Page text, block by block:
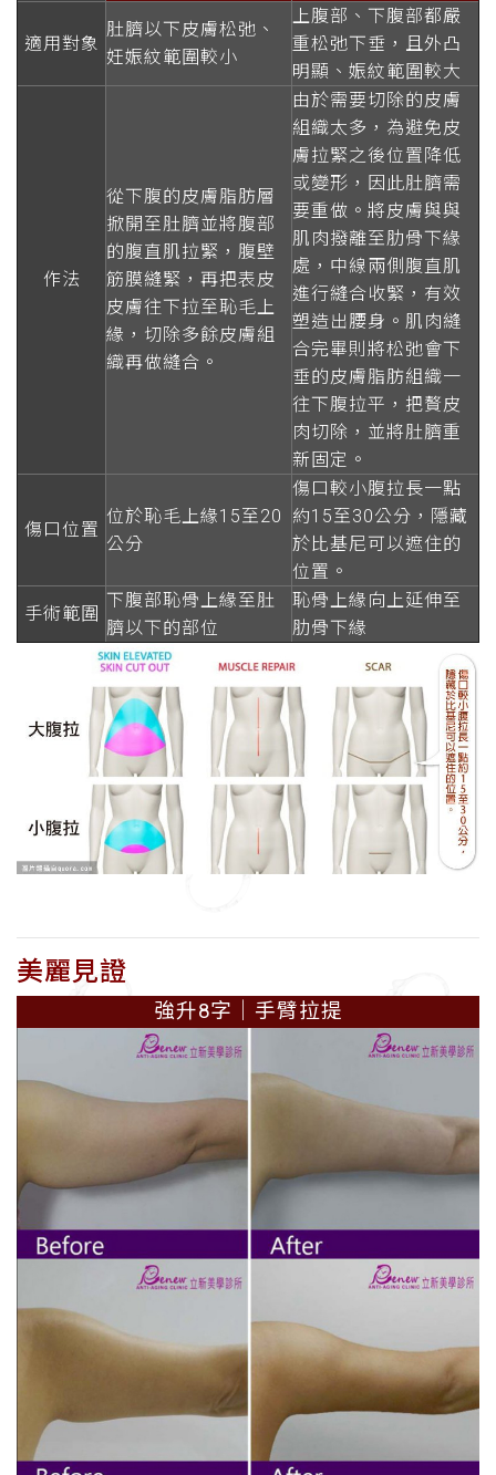
適用對象
肚臍以下皮膚松弛、
妊娠紋範圍較小
上腹部、下腹部都嚴
重松弛下垂，且外凸
明顯、娠紋範圍較大
作法
從下腹的皮膚脂肪層
掀開至肚臍並將腹部
的腹直肌拉緊，腹壁
筋膜縫緊，再把表皮
皮膚往下拉至恥毛上
緣，切除多餘皮膚組
織再做縫合。
由於需要切除的皮膚
組織太多，為避免皮
膚拉緊之後位置降低
或變形，因此肚臍需
要重做。將皮膚與與
肌肉撥離至肋骨下緣
處，中線兩側腹直肌
進行縫合收緊，有效
塑造出腰身。肌肉縫
合完畢則將松弛會下
垂的皮膚脂肪組織一
往下腹拉平，把贅皮
肉切除，並將肚臍重
新固定。
傷口位置
位於恥毛上緣15至20
公分
傷口較小腹拉長一點
約15至30公分，隱藏
於比基尼可以遮住的
位置。
手術範圍
下腹部恥骨上緣至肚
臍以下的部位
恥骨上緣向上延伸至
肋骨下緣
美麗見證
強升8字│手臂拉提